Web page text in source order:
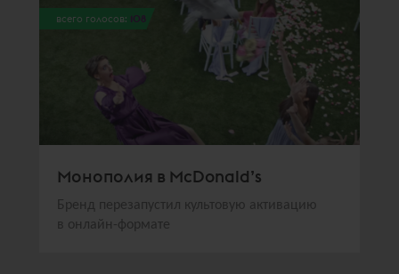
всего голосов: 108
Монополия в McDonald’s
Бренд перезапустил культовую активацию
в онлайн-формате